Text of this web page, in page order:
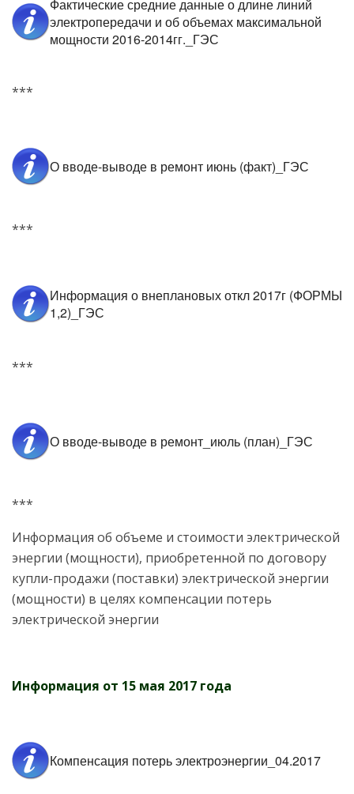
Фактические средние данные о длине линий
электропередачи и об объемах максимальной
мощности 2016-2014гг._ГЭС
***
О вводе-выводе в ремонт июнь (факт)_ГЭС
***
Информация о внеплановых откл 2017г (ФОРМЫ
1,2)_ГЭС
***
О вводе-выводе в ремонт_июль (план)_ГЭС
***
Информация об объеме и стоимости электрической
энергии (мощности), приобретенной по договору
купли-продажи (поставки) электрической энергии
(мощности) в целях компенсации потерь
электрической энергии
Информация от 15 мая 2017 года
Компенсация потерь электроэнергии_04.2017